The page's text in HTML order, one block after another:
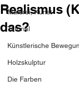
Malerei, Kunst
Tutorial
Künstlerische
Holzskulptur
Die Farben
Realismus
das?